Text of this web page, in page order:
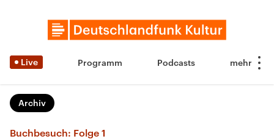
Live Programm Podcasts
Archiv
Buchbesuch: Folge 1